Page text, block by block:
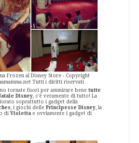
Frozen al Disney Store - Copyright
Tutti i diritti riservati
tornate fuori per ammirare bene tutte
Disney, c'è veramente di tutto! La
soprattutto i gadget della
, i giochi delle Principesse Disney, la
di Violetta e ovviamente i gadget di